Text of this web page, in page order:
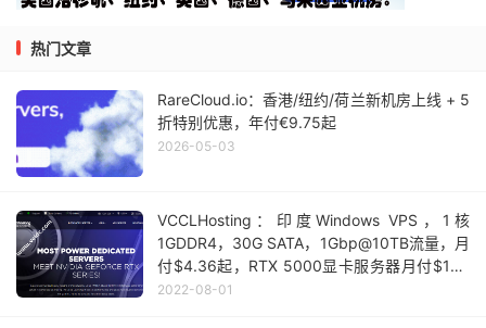
热门文章
RareCloud.io：香港/纽约/荷兰新机房上线 + 5
折特别优惠，年付€9.75起
2026-05-03
VCCLHosting：印度Windows VPS，1核
1GDDR4，30G SATA，1Gbp@10TB流量，月
付$4.36起，RTX 5000显卡服务器月付$189
起
2022-08-01